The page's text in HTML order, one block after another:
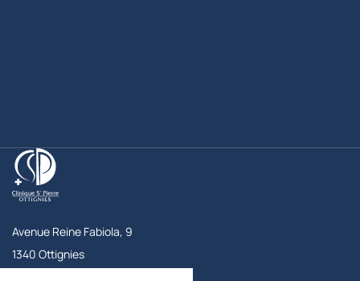
Clinique Saint-Pierre Ottignies
Avenue Reine Fabiola, 9
1340 Ottignies